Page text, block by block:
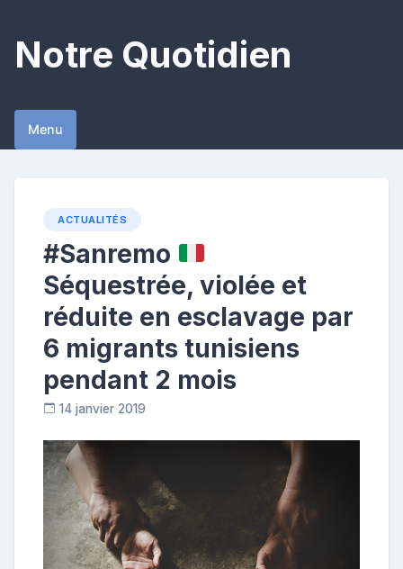
content
Notre Quotidien
Menu
ACTUALITÉS
#Sanremo
Séquestrée, violée et
réduite en esclavage par
6 migrants tunisiens
pendant 2 mois
14 janvier 2019
t
u